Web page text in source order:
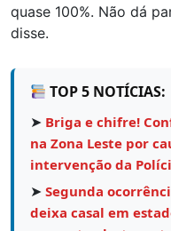
quase 100%. Não dá
disse.
TOP 5 NOTÍCIAS:
➤ Briga e chifre!
na Zona Leste por
intervenção da
➤ Segunda
deixa casal em